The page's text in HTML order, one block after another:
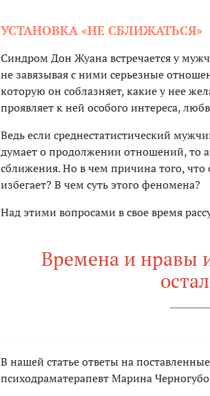
УСТАНОВКА «НЕ СБЛИЖАТЬСЯ»
Синдром Дон Жуана встречается у
не завязывая с ними серьезные
которую он соблазняет, какие у нее
проявляет к ней особого интереса,
Ведь если среднестатистический
думает о продолжении отношений, то
сближения. Но в чем причина того,
избегает? В чем суть этого феномена?
Над этими вопросами в свое время
Времена и нравы
В нашей статье ответы на
психодраматерапевт Марина